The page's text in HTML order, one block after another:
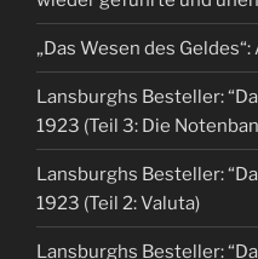
„Das Wesen des
Lansburghs Besteller:
1923 (Teil 3: Die
Lansburghs Besteller:
1923 (Teil 2: Valuta)
Lansburghs Besteller: